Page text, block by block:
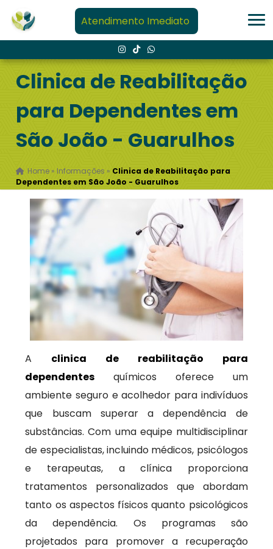
Atendimento Imediato
Clinica de Reabilitação
para Dependentes em
São João - Guarulhos
Home » Informações » Clinica de Reabilitação para
Dependentes em São João - Guarulhos
A clinica de reabilitação para
dependentes químicos oferece um
ambiente seguro e acolhedor para indivíduos
que buscam superar a dependência de
substâncias. Com uma equipe multidisciplinar
de especialistas, incluindo médicos, psicólogos
e terapeutas, a clínica proporciona
tratamentos personalizados que abordam
tanto os aspectos físicos quanto psicológicos
da dependência. Os programas são
projetados para promover a recuperação